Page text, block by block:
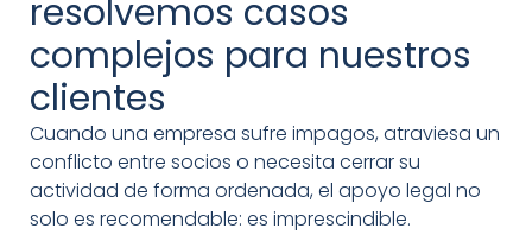
resolvemos casos
complejos para nuestros
clientes
Cuando una empresa sufre impagos, atraviesa un
conflicto entre socios o necesita cerrar su
actividad de forma ordenada, el apoyo legal no
solo es recomendable: es imprescindible.